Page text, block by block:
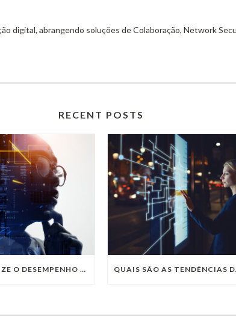
digital, abrangendo soluções de Colaboração, Network
RECENT POSTS
POTENCIALIZE O DESEMPENHO DA SUA EMPRESA COM OS SERVIÇOS DE TI DA VIVO VITA